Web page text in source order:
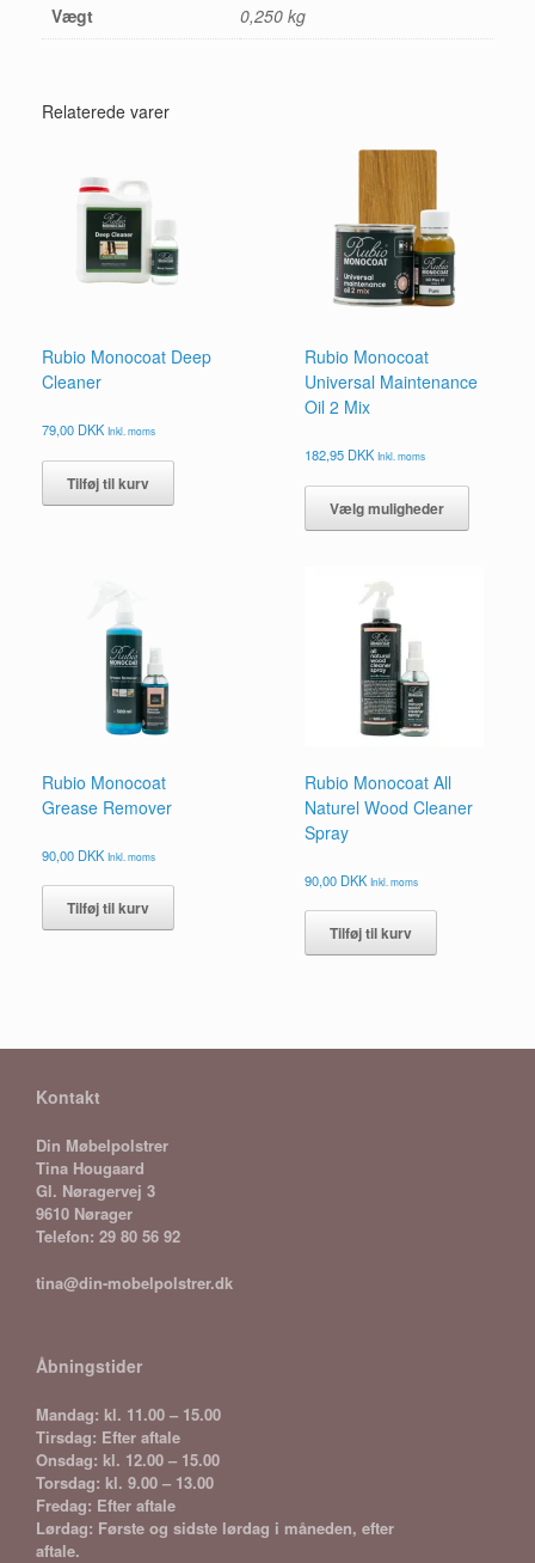
Vægt 0,250 kg
Relaterede varer
Rubio Monocoat Deep
Cleaner
79,00 DKK Inkl. moms
Tilføj til kurv
Rubio Monocoat
Universal Maintenance
Oil 2 Mix
182,95 DKK Inkl. moms
Vælg muligheder
har
Rubio Monocoat
Grease Remover
90,00 DKK Inkl. moms
Tilføj til kurv
Rubio Monocoat All
Naturel Wood Cleaner
Spray
90,00 DKK Inkl. moms
Tilføj til kurv
Kontakt
Din Møbelpolstrer
Tina Hougaard
Gl. Nøragervej 3
9610 Nørager
Telefon: 29 80 56 92
tina@din-mobelpolstrer.dk
Åbningstider
Mandag: kl. 11.00 – 15.00
Tirsdag: Efter aftale
Onsdag: kl. 12.00 – 15.00
Torsdag: kl. 9.00 – 13.00
Fredag: Efter aftale
Lørdag: Første og sidste lørdag i måneden, efter
aftale.